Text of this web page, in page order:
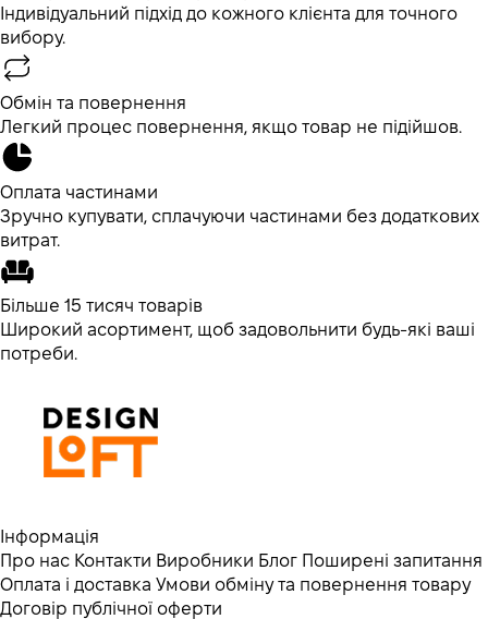
Індивідуальний підхід до кожного клієнта для точного
вибору.
Обмін та повернення
Легкий процес повернення, якщо товар не підійшов.
Оплата частинами
Зручно купувати, сплачуючи частинами без додаткових
витрат.
Більше 15 тисяч товарів
Широкий асортимент, щоб задовольнити будь-які ваші
потреби.
Інформація
Про нас Контакти Виробники Блог Поширені запитання
Оплата і доставка Умови обміну та повернення товару
Договір публічної оферти